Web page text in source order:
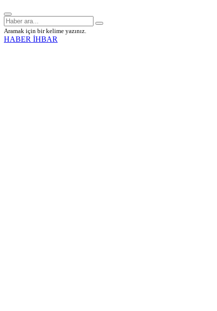
Aramak için bir kelime yazınız.
HABER İHBAR